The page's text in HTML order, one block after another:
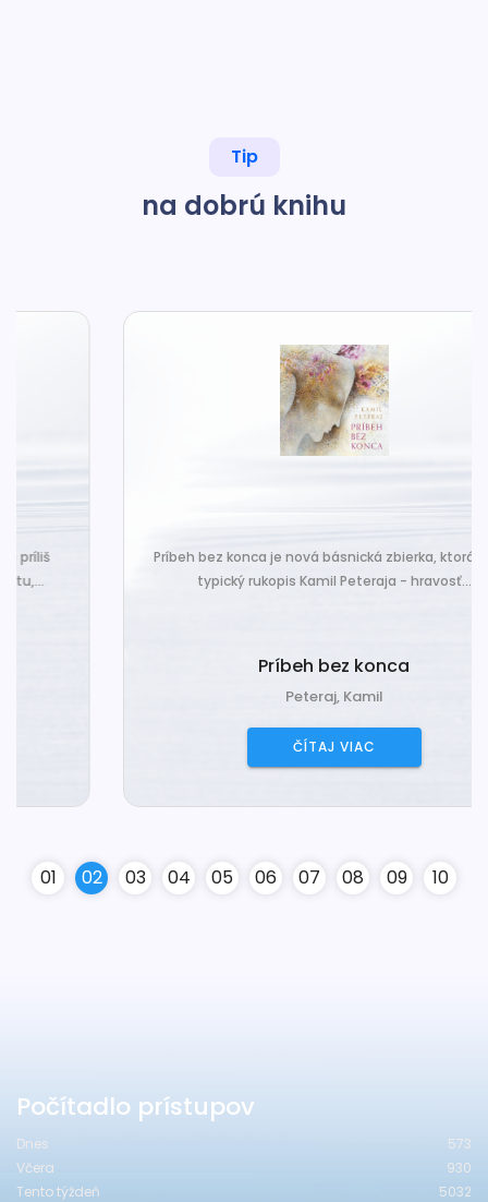
Tip
na dobrú knihu
Príbeh bez konca je nová básnická zbierka, ktorá nesie
typický rukopis Kamil Peteraja - hravosť...
Príbeh bez konca
Peteraj, Kamil
01 02 03 04 05 06 07 08 09 10
Počítadlo prístupov
Dnes
573
Včera
930
Tento týždeň
5032